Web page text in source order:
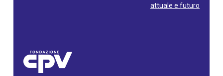
attuale e futuro